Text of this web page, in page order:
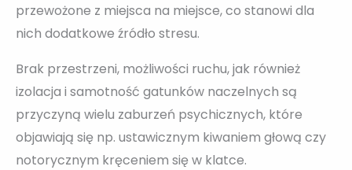
przewożone z miejsca na miejsce, co stanowi dla
nich dodatkowe źródło stresu.
Brak przestrzeni, możliwości ruchu, jak również
izolacja i samotność gatunków naczelnych są
przyczyną wielu zaburzeń psychicznych, które
objawiają się np. ustawicznym kiwaniem głową czy
notorycznym kręceniem się w klatce.